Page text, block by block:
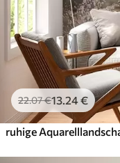
22.07€13 .24€